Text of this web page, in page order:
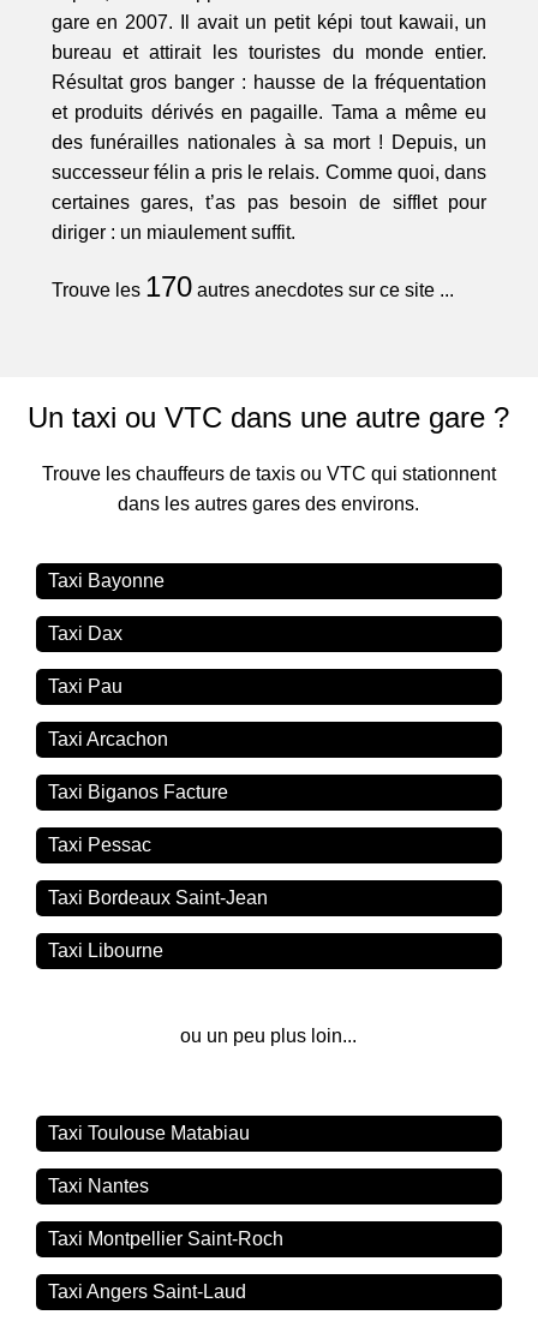
gare en 2007. Il avait un petit képi tout kawaii, un
bureau et attirait les touristes du monde entier.
Résultat gros banger : hausse de la fréquentation
et produits dérivés en pagaille. Tama a même eu
des funérailles nationales à sa mort ! Depuis, un
successeur félin a pris le relais. Comme quoi, dans
certaines gares, t’as pas besoin de sifflet pour
diriger : un miaulement suffit.
Trouve les 170autres anecdotes sur ce site ...
Un taxi ou VTC dans une autre gare ?
Trouve les chauffeurs de taxis ou VTC qui stationnent
dans les autres gares des environs.
Taxi Bayonne
Taxi Dax
Taxi Pau
Taxi Arcachon
Taxi Biganos Facture
Taxi Pessac
Taxi Bordeaux Saint-Jean
Taxi Libourne
ou un peu plus loin...
Taxi Toulouse Matabiau
Taxi Nantes
Taxi Montpellier Saint-Roch
Taxi Angers Saint-Laud